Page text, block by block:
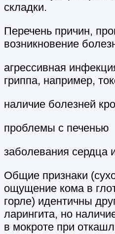
складки.
Перечень причин,
возникновение
агрессивная
гриппа, например,
наличие болезней
проблемы с печенью
заболевания сердца
Общие признаки
ощущение кома в
горле) идентичны
ларингита, но
в мокроте при